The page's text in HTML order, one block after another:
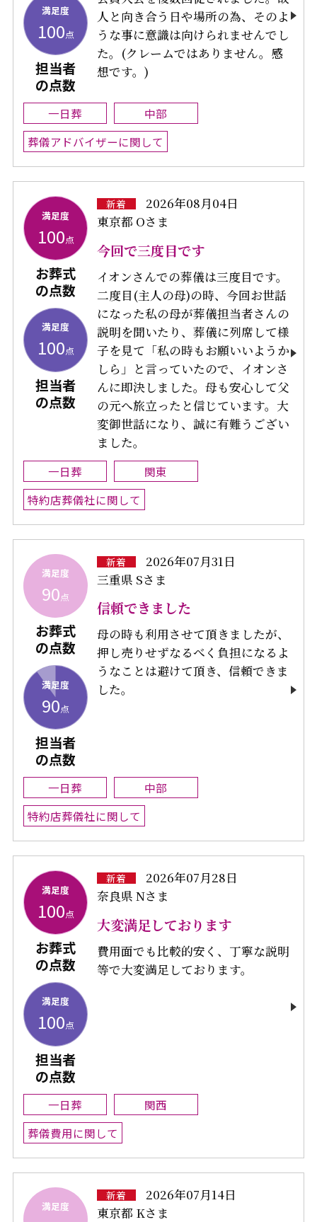
満足度
100点
担当者
の点数
人と向き合う日や場所の為、そのよ
うな事に意識は向けられませんでし
た。(クレームではありません。感
想です。)
一日葬
中部
葬儀アドバイザーに関して
満足度
100点
お葬式
の点数
満足度
100点
担当者
の点数
新着
2026年08月04日
東京都 Oさま
今回で三度目です
イオンさんでの葬儀は三度目です。
二度目(主人の母)の時、今回お世話
になった私の母が葬儀担当者さんの
説明を聞いたり、葬儀に列席して様
子を見て「私の時もお願いいようか
しら」と言っていたので、イオンさ
んに即決しました。母も安心して父
の元へ旅立ったと信じています。大
変御世話になり、誠に有難うござい
ました。
一日葬
関東
特約店葬儀社に関して
満足度
90点
お葬式
の点数
満足度
90点
担当者
の点数
新着
2026年07月31日
三重県 Sさま
信頼できました
母の時も利用させて頂きましたが、
押し売りせずなるべく負担になるよ
うなことは避けて頂き、信頼できま
した。
一日葬
中部
特約店葬儀社に関して
満足度
100点
お葬式
の点数
満足度
100点
担当者
の点数
新着
2026年07月28日
奈良県 Nさま
大変満足しております
費用面でも比較的安く、丁寧な説明
等で大変満足しております。
一日葬
関西
葬儀費用に関して
満足度
新着
2026年07月14日
東京都 Kさま